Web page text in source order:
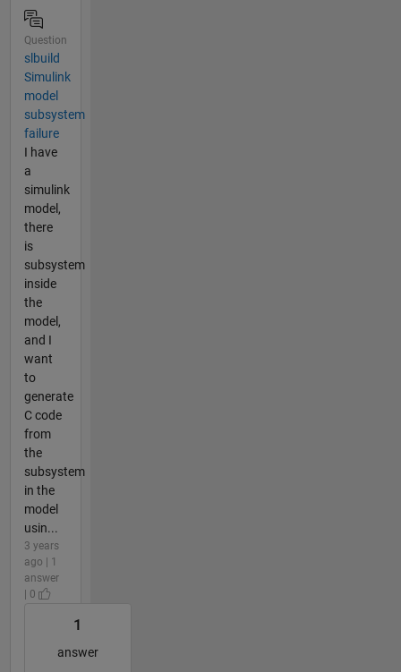
Question
slbuild
Simulink
model
subsystem
failure
I have
a
simulink
model,
there
is
subsystem
inside
the
model,
and I
want
to
generate
C code
from
the
subsystem
in the
model
usin...
3 years
ago | 1
answer
| 0
1
answer